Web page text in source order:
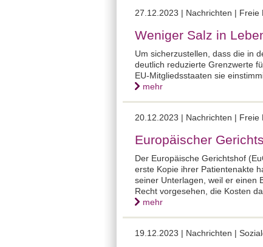
27.12.2023 | Nachrichten | Freie
Weniger Salz in
Um sicherzustellen, dass die in
deutlich reduzierte Grenzwerte
EU-Mitgliedsstaaten sie
mehr
20.12.2023 | Nachrichten | Freie
Europäischer
Der Europäische Gerichtshof
erste Kopie ihrer Patientenakte
seiner Unterlagen, weil er einen
Recht vorgesehen, die Kosten
mehr
19.12.2023 | Nachrichten |